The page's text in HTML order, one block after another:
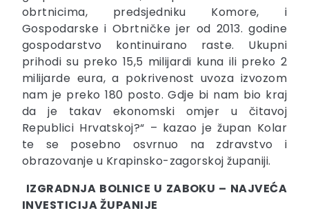
obrtnicima, predsjedniku Komore, i
Gospodarske i Obrtničke jer od 2013. godine
gospodarstvo kontinuirano raste. Ukupni
prihodi su preko 15,5 milijardi kuna ili preko 2
milijarde eura, a pokrivenost uvoza izvozom
nam je preko 180 posto. Gdje bi nam bio kraj
da je takav ekonomski omjer u čitavoj
Republici Hrvatskoj?“ – kazao je župan Kolar
te se posebno osvrnuo na zdravstvo i
obrazovanje u Krapinsko-zagorskoj županiji.
IZGRADNJA BOLNICE U ZABOKU – NAJVEĆA
INVESTICIJA ŽUPANIJE